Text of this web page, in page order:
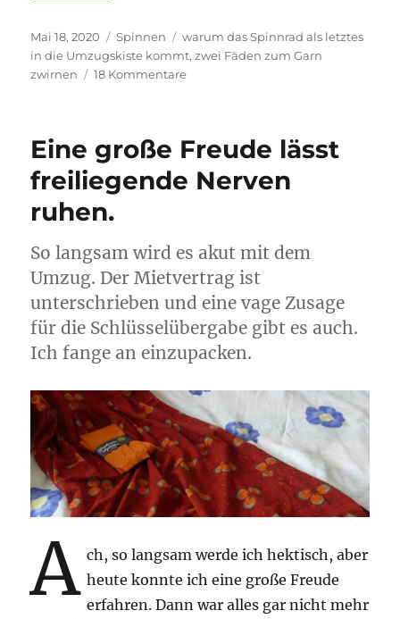
Veröffentlicht
am
Mai 18, 2020 Kategorien
Spinnen Schlagwörter
warum das Spinnrad als letztes
in die Umzugskiste kommt,zwei Fäden zum Garn
zwirnen
18 Kommentarezu
In
Pause
Eine große Freude lässt
freiliegende Nerven
ruhen.
So langsam wird es akut mit dem
Umzug. Der Mietvertrag ist
unterschrieben und eine vage Zusage
für die Schlüsselübergabe gibt es auch.
Ich fange an einzupacken.
A ch, so langsam werde ich hektisch, aber
heute konnte ich eine große Freude
erfahren. Dann war alles gar nicht mehr